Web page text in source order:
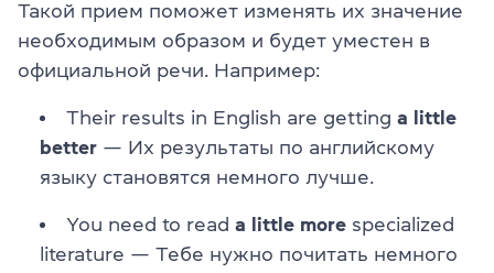
Такой прием поможет изменять их значение
необходимым образом и будет уместен в
официальной речи. Например:
Their results in English are getting a little
better — Их результаты по английскому
языку становятся немного лучше.
You need to read a little more specialized
literature — Тебе нужно почитать немного